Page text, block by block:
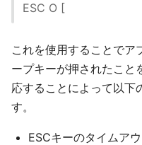
ESC O [
これを使用することでア
ープキーが押されたこと
応することによって以下
す。
ESCキーのタイムア